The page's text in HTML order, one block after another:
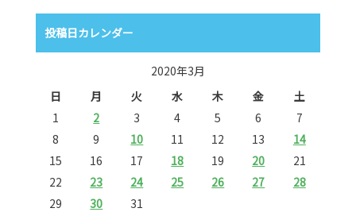
投稿日カレンダー
2020年3月
日
月 火 水 木 金
土
1
2 3 4 5 6
7
8
9 10 11 12 13
14
15
16 17 18 19 20
21
22
23 24 25 26 27
28
29
30 31